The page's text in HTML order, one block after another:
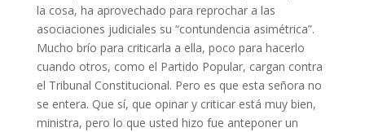
la cosa, ha aprovechado para reprochar a las
asociaciones judiciales su “contundencia asimétrica”.
Mucho brío para criticarla a ella, poco para hacerlo
cuando otros, como el Partido Popular, cargan contra
el Tribunal Constitucional. Pero es que esta señora no
se entera. Que sí, que opinar y criticar está muy bien,
ministra, pero lo que usted hizo fue anteponer un